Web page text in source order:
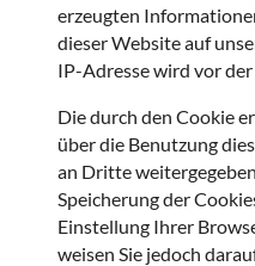
erzeugten
dieser Website auf
IP-Adresse wird vor
Die durch den Cookie
über die Benutzung
an Dritte
Speicherung der
Einstellung Ihrer
weisen Sie jedoch